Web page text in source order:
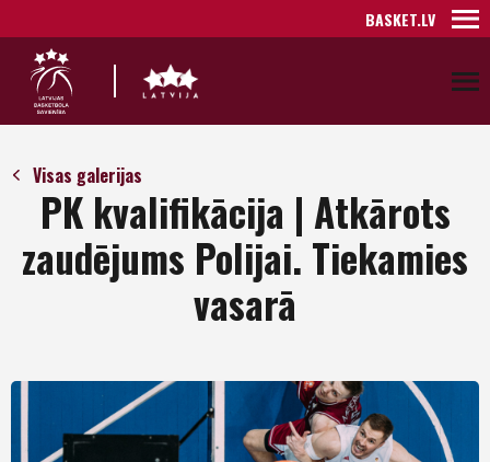
BASKET.LV
Visas galerijas
PK kvalifikācija | Atkārots
zaudējums Polijai. Tiekamies
vasarā